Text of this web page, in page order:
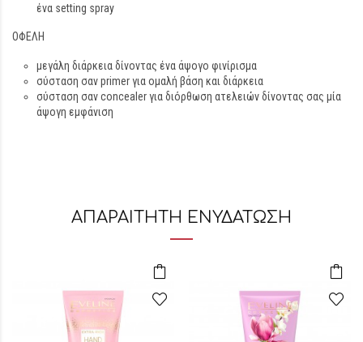
ένα setting spray
ΟΦΕΛΗ
μεγάλη διάρκεια δίνοντας ένα άψογο φινίρισμα
σύσταση σαν primer για ομαλή βάση και διάρκεια
σύσταση σαν concealer για διόρθωση ατελειών δίνοντας σας μία
άψογη εμφάνιση
ΑΠΑΡΑΙΤΗΤΗ ΕΝΥΔΑΤΩΣΗ